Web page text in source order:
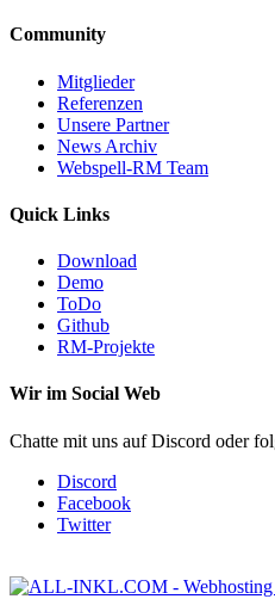
Community
Mitglieder
Referenzen
Unsere Partner
News Archiv
Webspell-RM Team
Quick Links
Download
Demo
ToDo
Github
RM-Projekte
Wir im Social Web
Chatte mit uns auf Discord oder
Discord
Facebook
Twitter